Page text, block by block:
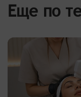
Еще по